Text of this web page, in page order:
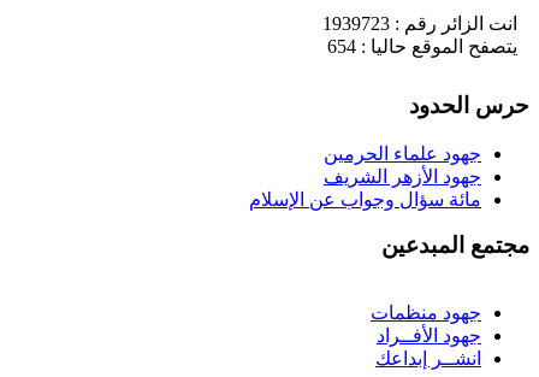
انت الزائر رقم : 1939723
يتصفح الموقع حاليا : 654
الحدود
جهود علماء الحرمين
جهود الأزهر الشريف
مائة سؤال وجواب عن الإسلام
المبدعين
جهود منظمات
جهود الأفــراد
انشــر إبداعك